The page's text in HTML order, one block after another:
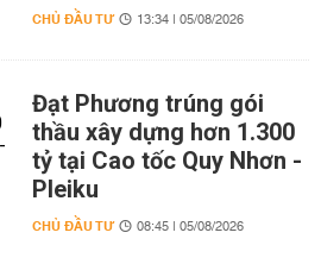
CHỦ ĐẦU TƯ 13:34 | 05/08/2026
Đạt Phương trúng gói
thầu xây dựng hơn 1.300
tỷ tại Cao tốc Quy Nhơn -
Pleiku
CHỦ ĐẦU TƯ 08:45 | 05/08/2026